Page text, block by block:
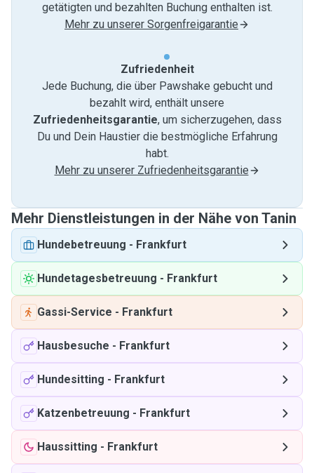
getätigten und bezahlten Buchung enthalten ist.
Mehr zu unserer Sorgenfreigarantie
Zufriedenheit
Jede Buchung, die über Pawshake gebucht und
bezahlt wird, enthält unsere
Zufriedenheitsgarantie, um sicherzugehen, dass
Du und Dein Haustier die bestmögliche Erfahrung
habt.
Mehr zu unserer Zufriedenheitsgarantie
Mehr Dienstleistungen in der Nähe von Tanin
Hundebetreuung - Frankfurt
Hundetagesbetreuung - Frankfurt
Gassi-Service - Frankfurt
Hausbesuche - Frankfurt
Hundesitting - Frankfurt
Katzenbetreuung - Frankfurt
Haussitting - Frankfurt